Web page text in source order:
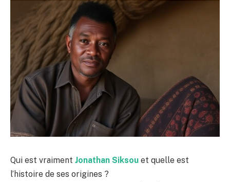
Qui est vraiment Jonathan Siksou et quelle est
l’histoire de ses origines ?